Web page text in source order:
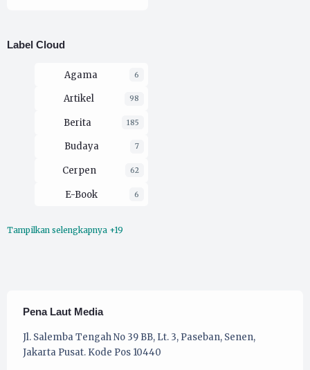
Label Cloud
Agama 6
Artikel 98
Berita 185
Budaya 7
Cerpen 62
E-Book 6
Ekologi
Filsafat
Hukum 2
Kaprodi UMKM 16
Tampilkan selengkapnya +19
Pena Laut Media
Jl. Salemba Tengah No 39 BB, Lt. 3, Paseban, Senen,
Jakarta Pusat. Kode Pos 10440